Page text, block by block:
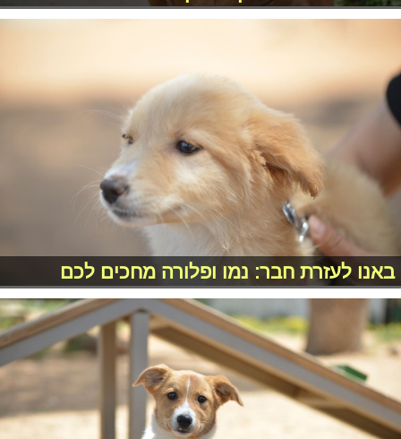
באנו לעזרת חבר: נמו ופלורה מחכים לכם